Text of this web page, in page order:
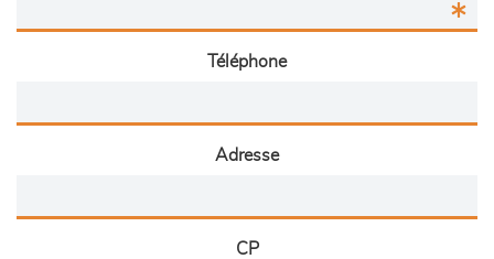
Téléphone
Adresse
CP